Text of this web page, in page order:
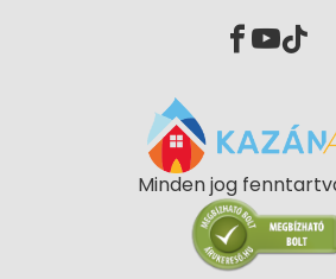
Minden jog